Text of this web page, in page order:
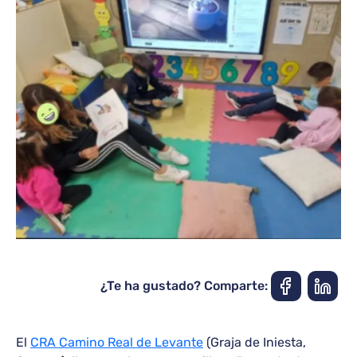
¿Te ha gustado? Comparte:
El CRA Camino Real de Levante (Graja de Iniesta,